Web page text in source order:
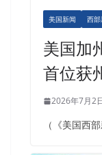
美国新闻 西部
美国加
首位获
2026年7月2
（《美国西